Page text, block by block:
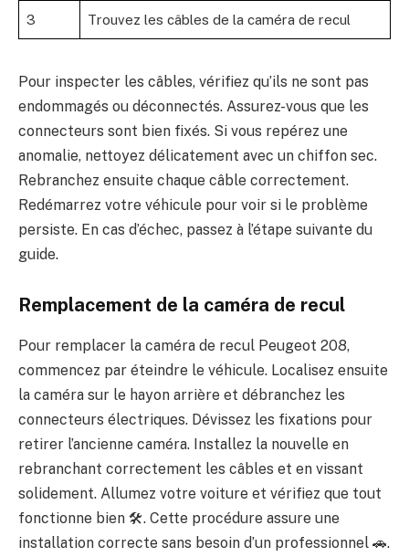
3 Trouvez les câbles de la caméra de recul
Pour inspecter les câbles, vérifiez qu’ils ne sont pas
endommagés ou déconnectés. Assurez-vous que les
connecteurs sont bien fixés. Si vous repérez une
anomalie, nettoyez délicatement avec un chiffon sec.
Rebranchez ensuite chaque câble correctement.
Redémarrez votre véhicule pour voir si le problème
persiste. En cas d’échec, passez à l’étape suivante du
guide.
Remplacement de la caméra de recul
Pour remplacer la caméra de recul Peugeot 208,
commencez par éteindre le véhicule. Localisez ensuite
la caméra sur le hayon arrière et débranchez les
connecteurs électriques. Dévissez les fixations pour
retirer l’ancienne caméra. Installez la nouvelle en
rebranchant correctement les câbles et en vissant
solidement. Allumez votre voiture et vérifiez que tout
fonctionne bien 🛠️. Cette procédure assure une
installation correcte sans besoin d’un professionnel 🚗.